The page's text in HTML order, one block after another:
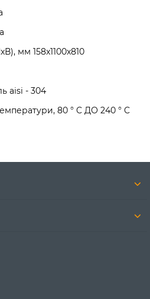
мм 158x1100x810
aisi - 304
80 ° C ДО 240 ° C